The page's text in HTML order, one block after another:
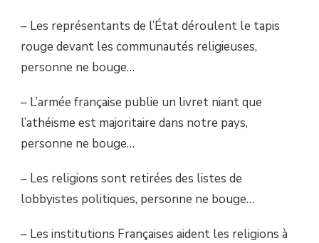
– Les représentants de l’État déroulent le tapis
rouge devant les communautés religieuses,
personne ne bouge…
– L’armée française publie un livret niant que
l’athéisme est majoritaire dans notre pays,
personne ne bouge…
– Les religions sont retirées des listes de
lobbyistes politiques, personne ne bouge…
– Les institutions Françaises aident les religions à